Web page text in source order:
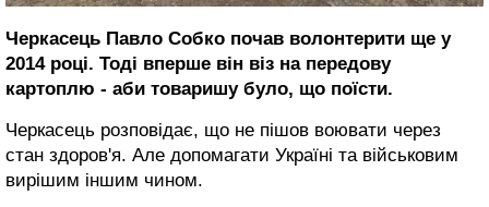
Черкасець Павло Собко почав волонтерити ще у
2014 році. Тоді вперше він віз на передову
картоплю - аби товаришу було, що поїсти.
Черкасець розповідає, що не пішов воювати через
стан здоров'я. Але допомагати Україні та військовим
вирішим іншим чином.